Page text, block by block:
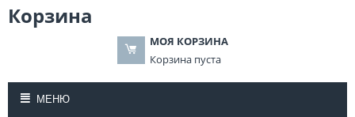
Корзина
МОЯ КОРЗИНА
Корзина пуста
МЕНЮ